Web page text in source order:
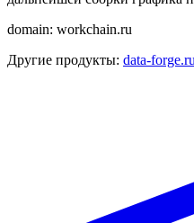
domain: workchain.ru
Другие продукты: data-forge.ru